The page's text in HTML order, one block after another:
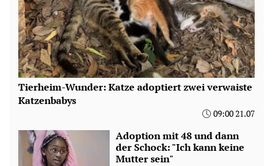
Tierheim-Wunder: Katze adoptiert zwei verwaiste
Katzenbabys
09:00 21.07
Adoption mit 48 und dann
der Schock: "Ich kann keine
Mutter sein"